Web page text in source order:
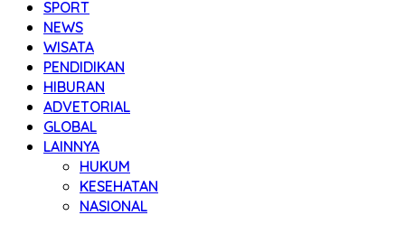
SPORT
NEWS
WISATA
PENDIDIKAN
HIBURAN
ADVETORIAL
GLOBAL
LAINNYA
HUKUM
KESEHATAN
NASIONAL